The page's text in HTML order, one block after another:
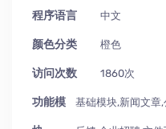
程序语言 中文
颜色分类 橙色
访问次数 1860次
功能模 基础模块,新闻文章